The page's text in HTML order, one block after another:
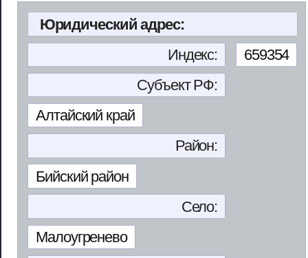
Юридический адрес:
Индекс:
659354
Субъект РФ:
Алтайский край
Район:
Бийский район
Село:
Малоугренево